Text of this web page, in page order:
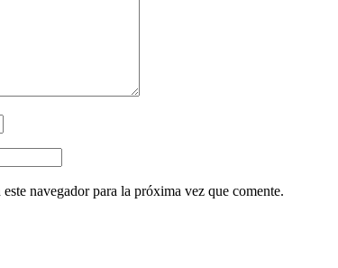
navegador para la próxima vez que comente.